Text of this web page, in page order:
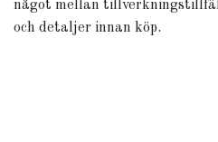
något mellan
och detaljer innan köp.